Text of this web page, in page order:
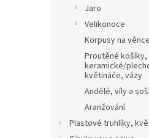
Jaro
Velikonoce
Korpusy na
Proutěné
keramické/
květináče, vázy
Andělé, víly a
Aranžování
Plastové truhlíky,